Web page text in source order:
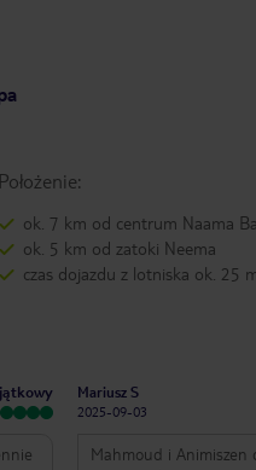
Położenie:
ok. 7 km od centrum Naama
ok. 5 km od zatoki Neema
czas dojazdu z lotniska ok. 25
Mariusz S
2025-09-03
Mahmoud i Animiszen